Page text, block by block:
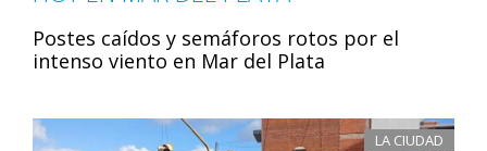
Postes caídos y semáforos rotos por el
intenso viento en Mar del Plata
LA CIUDAD